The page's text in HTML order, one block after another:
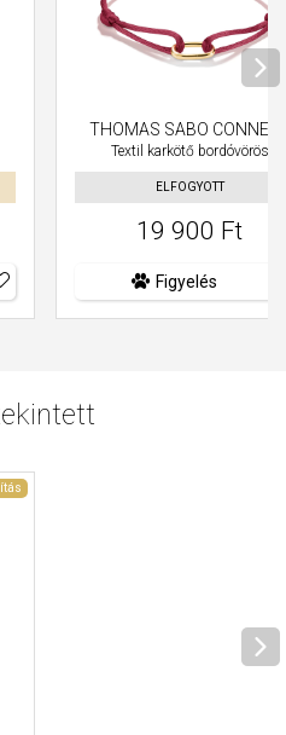
THOMAS SABO
Textil karkötő bordóvörös
ELFOGYOTT
19 900 Ft
Figyelés